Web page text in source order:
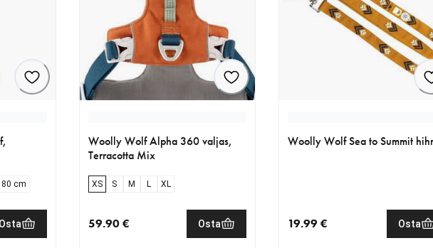
cm
Osta
Woolly Wolf Alpha 360 valjas,
Terracotta Mix
XS S M L XL
59.90 € Osta
Woolly Wolf Sea to Summit
19.99 € Osta